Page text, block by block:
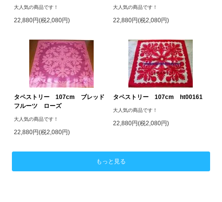
大人気の商品です！
22,880円(税2,080円)
大人気の商品です！
22,880円(税2,080円)
タペストリー 107cm ブレッド
フルーツ ローズ
大人気の商品です！
22,880円(税2,080円)
タペストリー 107cm ht00161
大人気の商品です！
22,880円(税2,080円)
もっと見る